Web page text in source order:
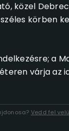
közel
körben
a
várja az
Vedd fel